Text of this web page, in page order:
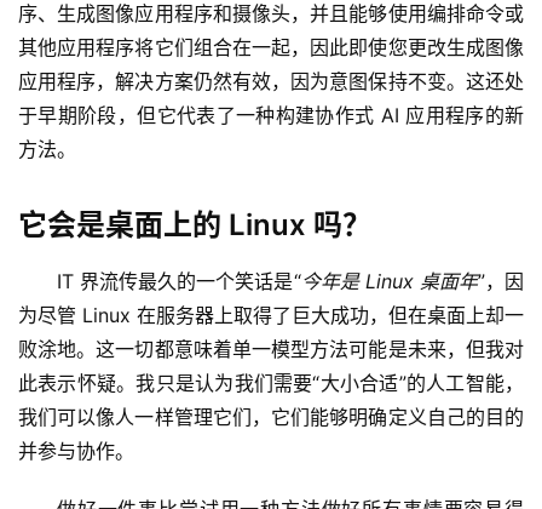
I
产
品
目
录
业
A
I
免
费
课
登录 注册
序、生成图像应用程序和摄像头，并且能够使用编排命令或
其他应用程序将它们组合在一起，因此即使您更改生成图像
应用程序，解决方案仍然有效，因为意图保持不变。这还处
于早期阶段，但它代表了一种构建协作式 AI 应用程序的新
方法。
它会是桌面上的 Linux 吗？
IT 界流传最久的一个笑话是“今年是 Linux 桌面年”，因
为尽管 Linux 在服务器上取得了巨大成功，但在桌面上却一
败涂地。这一切都意味着单一模型方法可能是未来，但我对
此表示怀疑。我只是认为我们需要“大小合适”的人工智能，
我们可以像人一样管理它们，它们能够明确定义自己的目的
并参与协作。